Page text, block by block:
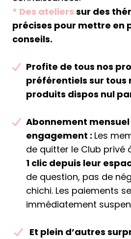
* Des ateliers sur des
précises pour mettre en
conseils.
​​Profite de tous nos
préférentiels sur tous
produits dispos nul
Abonnement mensuel
engagement : Les
de quitter le Club privé
1 clic depuis leur
de question, pas de
chichi. Les paiements
immédiatement
Et plein d’autres